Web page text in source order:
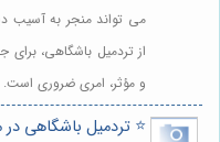
می تواند منجر به آسیب
از تردمیل باشگاهی، برای
و مؤثر، امری ضروری
⭐️ تردمیل باشگاهی